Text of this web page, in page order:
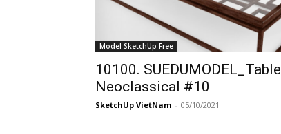
Model SketchUp Free
10100. SUEDUMODEL_Table
Neoclassical #10
SketchUp VietNam - 05/10/2021